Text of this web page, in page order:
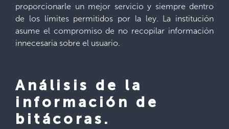
proporcionarle un mejor servicio y siempre dentro
de los límites permitidos por la ley. La institución
asume el compromiso de no recopilar información
innecesaria sobre el usuario.
Análisis de la
información de
bitácoras.